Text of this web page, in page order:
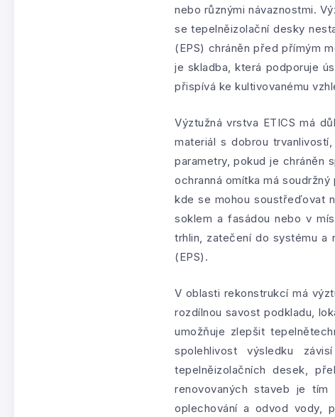
nebo různými návaznostmi.
se tepelněizolační desky
(EPS) chráněn před přímým
je skladba, která podporuje
přispívá ke kultivovanému
Výztužná vrstva ETICS má
materiál s dobrou
parametry, pokud je chráněn
ochranná omítka má
kde se mohou soustřeďovat
soklem a fasádou nebo v
trhlin, zatečení do systému a
(EPS).
V oblasti rekonstrukcí má
rozdílnou savost podkladu,
umožňuje zlepšit
spolehlivost výsledku
tepelněizolačních desek,
renovovaných staveb je
oplechování a odvod vody,